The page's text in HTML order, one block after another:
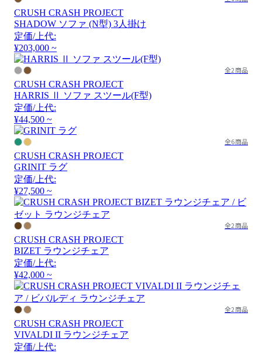
CRUSH CRASH PROJECT
SHADOW ソファ (N型) 3人掛け
定価/上代:
¥203,000 ~
全2商品
CRUSH CRASH PROJECT
HARRIS Ⅱ ソファ スツール(F型)
定価/上代:
¥44,500 ~
全6商品
CRUSH CRASH PROJECT
GRINIT ラグ
定価/上代:
¥27,500 ~
全2商品
CRUSH CRASH PROJECT
BIZET ラウンジチェア
定価/上代:
¥42,000 ~
全2商品
CRUSH CRASH PROJECT
VIVALDI II ラウンジチェア
定価/上代: